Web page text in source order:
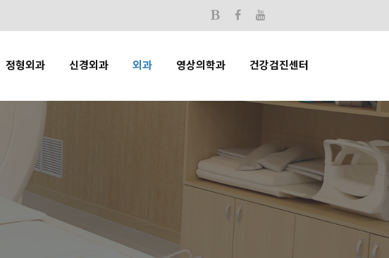
정형외과 신경외과 외과 영상의학과 건강검진센터